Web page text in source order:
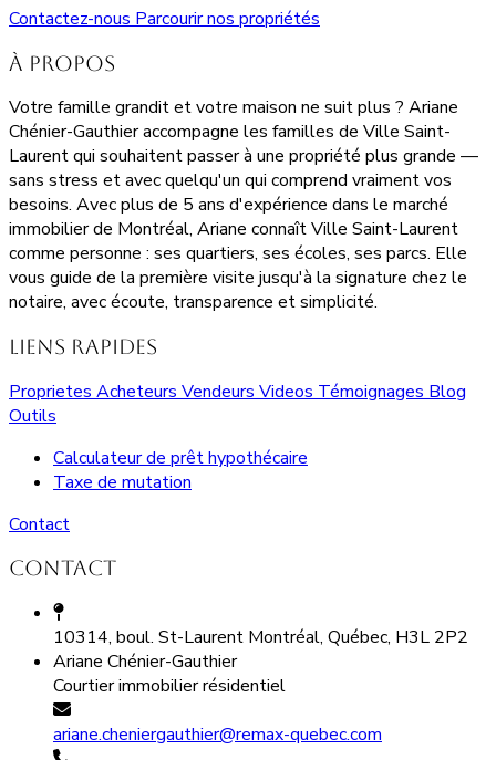
Contactez-nous Parcourir nos propriétés
À propos
Votre famille grandit et votre maison ne suit plus ? Ariane
Chénier-Gauthier accompagne les familles de Ville Saint-
Laurent qui souhaitent passer à une propriété plus grande —
sans stress et avec quelqu'un qui comprend vraiment vos
besoins. Avec plus de 5 ans d'expérience dans le marché
immobilier de Montréal, Ariane connaît Ville Saint-Laurent
comme personne : ses quartiers, ses écoles, ses parcs. Elle
vous guide de la première visite jusqu'à la signature chez le
notaire, avec écoute, transparence et simplicité.
Liens rapides
Proprietes Acheteurs Vendeurs Videos Témoignages Blog
Outils
Calculateur de prêt hypothécaire
Taxe de mutation
Contact
Contact
10314, boul. St-Laurent Montréal, Québec, H3L 2P2
Ariane Chénier-Gauthier
Courtier immobilier résidentiel
ariane.cheniergauthier@remax-quebec.com